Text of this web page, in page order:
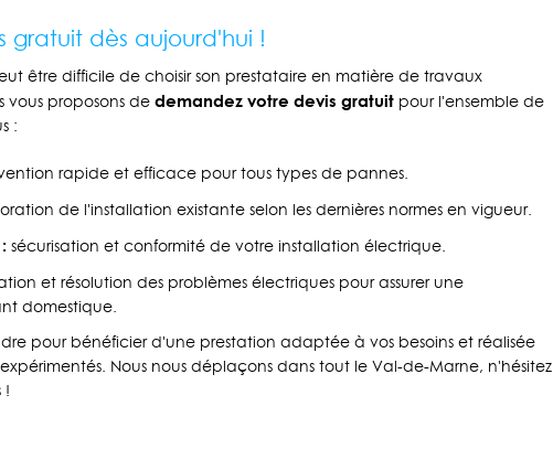
gratuit dès aujourd'hui !
être difficile de choisir son prestataire en matière de travaux
vous proposons de demandez votre devis gratuit pour l'ensemble de
:
rapide et efficace pour tous types de pannes.
de l'installation existante selon les dernières normes en vigueur.
sécurisation et conformité de votre installation électrique.
et résolution des problèmes électriques pour assurer une
domestique.
pour bénéficier d'une prestation adaptée à vos besoins et réalisée
Nous nous déplaçons dans tout le Val-de-Marne, n'hésitez
!